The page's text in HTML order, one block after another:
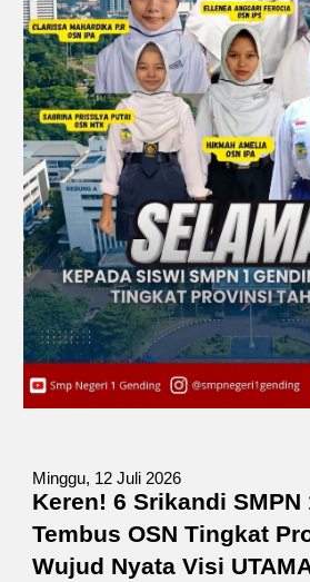
Minggu, 12 Juli 2026
Keren! 6 Srikandi SMPN
Tembus OSN Tingkat
Wujud Nyata Visi